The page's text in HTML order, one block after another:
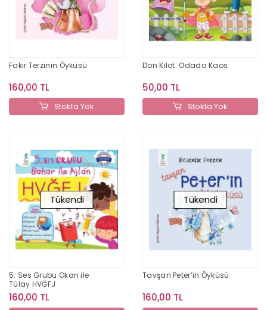
Fakir Terzinin Öyküsü
160,00 TL
Stokta Yok
Don Kilot: Odada Kaos
50,00 TL
Stokta Yok
Tükendi
5. Ses Grubu Okan ile
Tülay HVĞFJ
160,00 TL
Tükendi
Tavşan Peter’in Öyküsü
160,00 TL